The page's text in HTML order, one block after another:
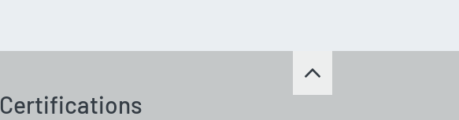
Certifications